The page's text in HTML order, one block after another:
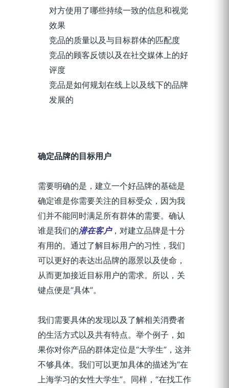
对方使用了哪些持续一致的信息和视觉
效果
竞品的质量以及与目标群体的匹配度
竞品的顾客反馈以及在社交媒体上的好
评度
竞品是如何规划在线上以及线下的品牌
发展的
确定品牌的目标用户
需要明确的是，建立一个好品牌的基础是
确定谁是你需要关注的目标受众，因为我
们并不能同时满足所有群体的需要。确认
谁是我们的潜在客户，对建立品牌是十分
有用的。通过了解目标用户的习性，我们
可以更好的表达出品牌的愿景以及使命，
从而更加接近目标用户的需求。所以，关
键点便是“具体”。
我们需要具体的发现以及了解相关消费者
的生活方式以及共有特点。举个例子，如
果你对你产品的群体定位是“大学生”，这并
不够具体。我们可以更加具体的描述为“在
上海学习的女性大学生”。同样，“在找工作